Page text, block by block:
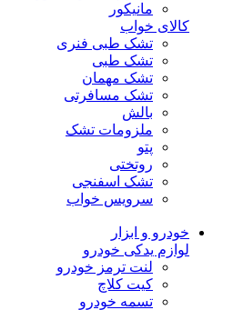
مانیکور
کالای خواب
تشک طبی فنری
تشک طبی
تشک مهمان
تشک مسافرتی
بالش
ملزومات تشک
پتو
روتختی
تشک اسفنجی
سرویس خواب
خودرو و ابزار
لوازم یدکی خودرو
لنت ترمز خودرو
کیت کلاچ
تسمه خودرو